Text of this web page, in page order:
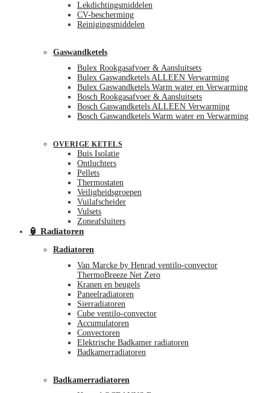
Lekdichtingsmiddelen
CV-bescherming
Reinigingsmiddelen
Gaswandketels
Bulex Rookgasafvoer & Aansluitsets
Bulex Gaswandketels ALLEEN Verwarming
Bulex Gaswandketels Warm water en Verwarming
Bosch Rookgasafvoer & Aansluitsets
Bosch Gaswandketels ALLEEN Verwarming
Bosch Gaswandketels Warm water en Verwarming
OVERIGE KETELS
Buis Isolatie
Ontluchters
Pellets
Thermostaten
Veiligheidsgroepen
Vuilafscheider
Vulsets
Zoneafsluiters
🏮 Radiatoren
Radiatoren
Van Marcke by Henrad ventilo-convector
ThermoBreeze Net Zero
Kranen en beugels
Paneelradiatoren
Sierradiatoren
Cube ventilo-convector
Accumulatoren
Convectoren
Elektrische Badkamer radiatoren
Badkamerradiatoren
Badkamerradiatoren